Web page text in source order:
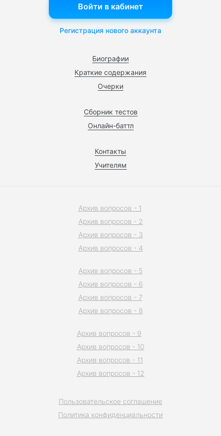
Биографии
Краткие содержания
Очерки
Сборник тестов
Онлайн-баттл
Контакты
Учителям
Войти в кабинет
Регистрация нового аккаунта
Пользовательское соглашение
Политика конфиденциальности
Архив вопросов - 1
Архив вопросов - 2
Архив вопросов - 3
Архив вопросов - 4
Архив вопросов - 5
Архив вопросов - 6
Архив вопросов - 7
Архив вопросов - 8
Архив вопросов - 9
Архив вопросов - 10
Архив вопросов - 11
Архив вопросов - 12